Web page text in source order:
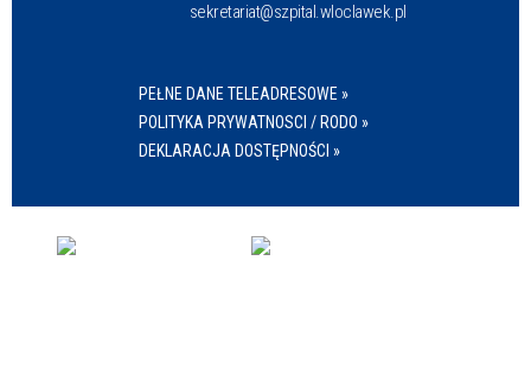
sekretariat@szpital.wloclawek.pl
PEŁNE DANE TELEADRESOWE »
POLITYKA PRYWATNOSCI / RODO »
DEKLARACJA DOSTĘPNOŚCI »